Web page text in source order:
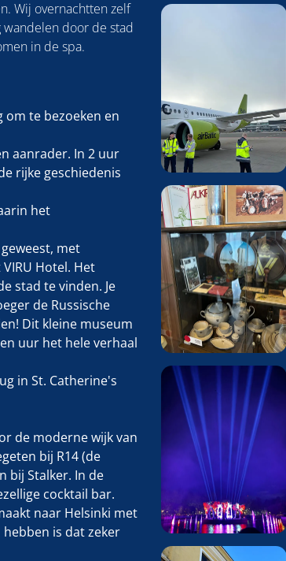
Wij overnachtten zelf
door de stad
in de spa.
om te bezoeken en
aanrader. In 2 uur
rijke geschiedenis
het
met
Hotel. Het
stad te vinden. Je
de Russische
Dit kleine museum
uur het hele verhaal
in St. Catherine's
de moderne wijk van
bij R14 (de
bij Stalker. In de
cocktail bar.
naar Helsinki met
is dat zeker